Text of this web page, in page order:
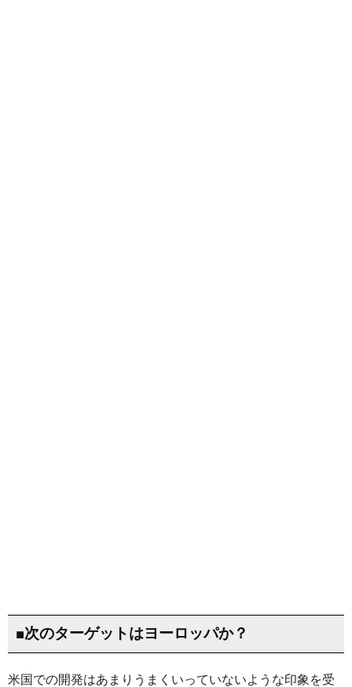
■次のターゲットはヨーロッパか？
米国での開発はあまりうまくいっていないような印象を受